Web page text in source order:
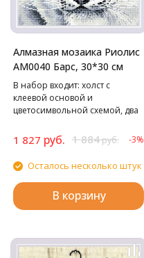
Алмазная мозаика Риолис
АМ0040 Барс, 30*30 см
В набор входит: холст с
клеевой основой и
цветосимвольной схемой, два
стилус, воск, маркированные
пакетики со стразами. Cтразы
квадратные: 12 цветов
1 827 руб. 1 884руб. -3%
Осталось несколько штук
В корзину